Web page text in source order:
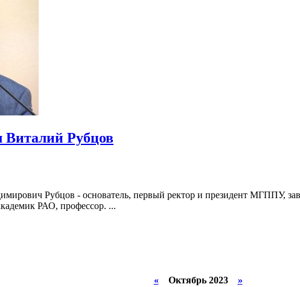
Рубцов
Рубцов - основатель, первый ректор и президент
РАО, профессор. ...
«Октябрь 2023 »